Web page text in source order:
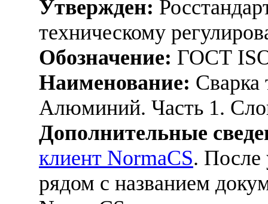
Утвержден:
техническому
Обозначение: ГОСТ
Наименование: Сварка
Алюминий. Часть 1.
Дополнительные
клиент NormaCS. После
рядом с названием